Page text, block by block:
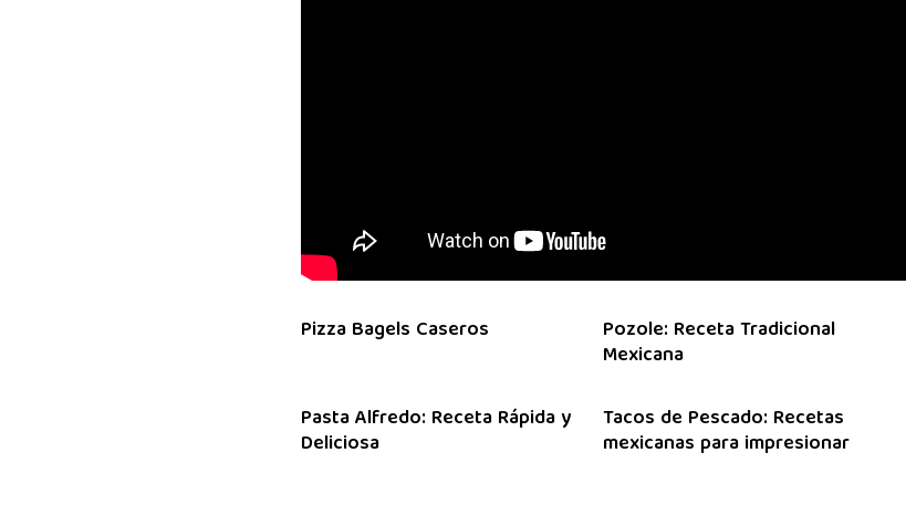
Pizza Bagels Caseros Pozole: Receta Tradicional
Mexicana
Pasta Alfredo: Receta Rápida y
Deliciosa
Tacos de Pescado: Recetas
mexicanas para impresionar